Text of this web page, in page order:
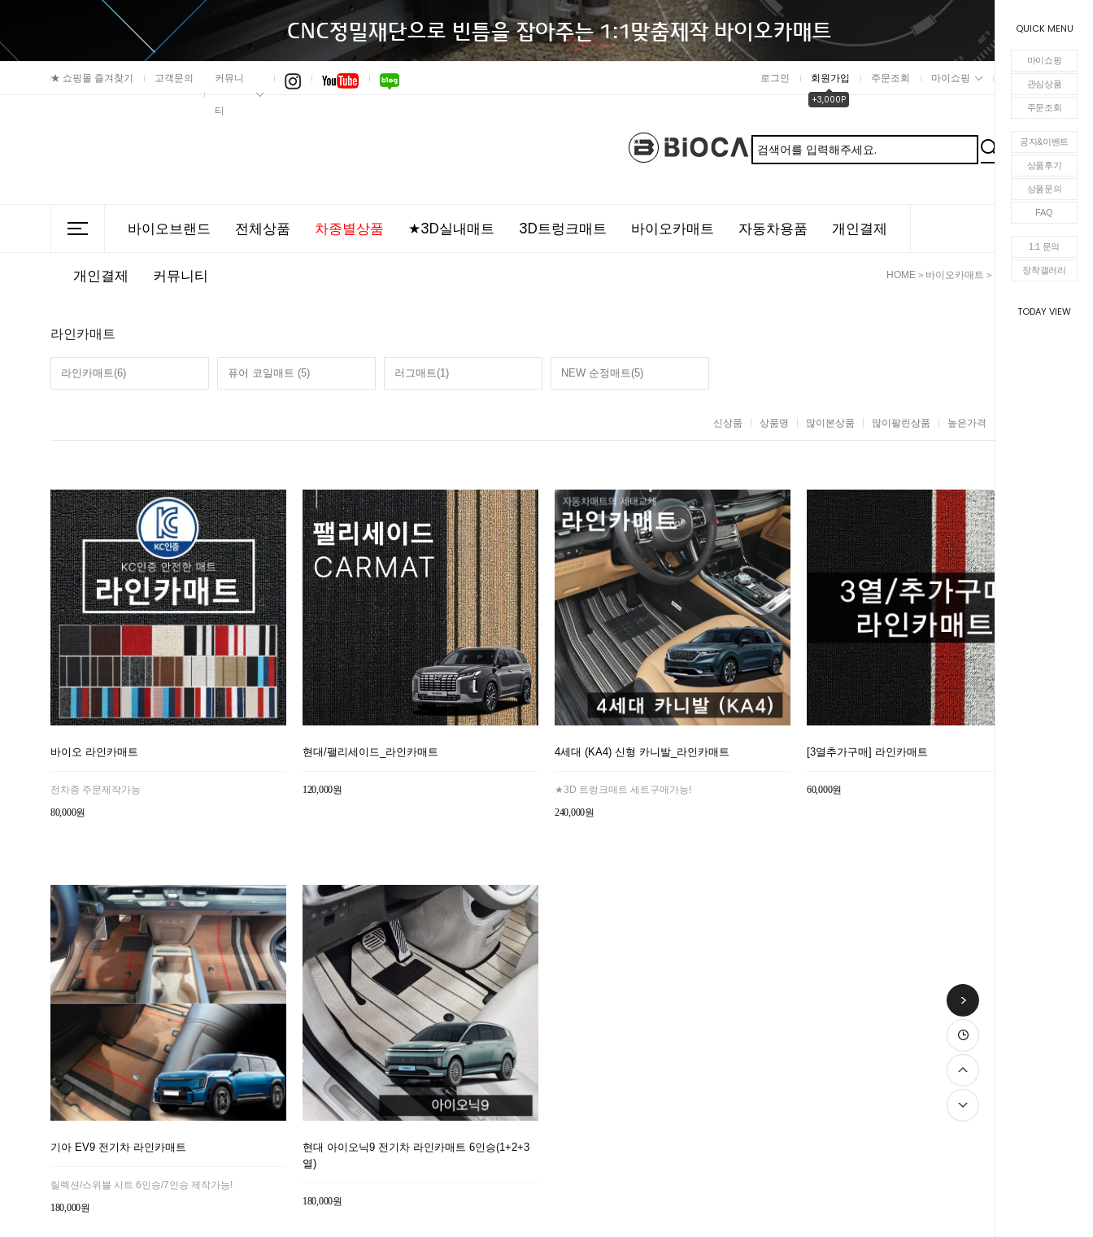
QUICK MENU
마이쇼핑
관심상품
주문조회
공지&이벤트
상품후기
상품문의
FAQ
1:1 문의
장착갤러리
TODAY VIEW
★ 쇼핑몰 즐겨찾기 고객문의 커뮤니
티
로그인 회원가입
+3,000P
주문조회 마이쇼핑 장바구니
바이오브랜드 전체상품 차종별상품 ★3D실내매트 3D트렁크매트 바이오카매트 자동차용품 개인결제
개인결제 커뮤니티 HOME > 바이오카매트 > 라인카매트
라인카매트
라인카매트(6) 퓨어 코일매트 (5) 러그매트(1) NEW 순정매트(5)
신상품 상품명 많이본상품 많이팔린상품 높은가격
바이오 라인카매트
전차종 주문제작가능
80,000원
현대/팰리세이드_라인카매트
120,000원
4세대 (KA4) 신형 카니발_라인카매트
★3D 트렁크매트 세트구매가능!
240,000원
[3열추가구매] 라인카매트
60,000원
기아 EV9 전기차 라인카매트
릴렉션/스위블 시트 6인승/7인승 제작가능!
180,000원
현대 아이오닉9 전기차 라인카매트 6인승(1+2+3
열)
180,000원